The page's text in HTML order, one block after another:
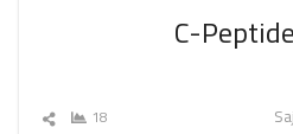
18
شارك